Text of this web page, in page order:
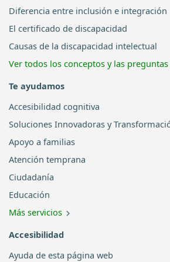
Diferencia entre inclusión e integración
El certificado de discapacidad
Causas de la discapacidad intelectual
Ver todos los conceptos y las
Te ayudamos
Accesibilidad cognitiva
Soluciones Innovadoras y
Apoyo a familias
Atención temprana
Ciudadanía
Educación
Más servicios
Accesibilidad
Ayuda de esta página web